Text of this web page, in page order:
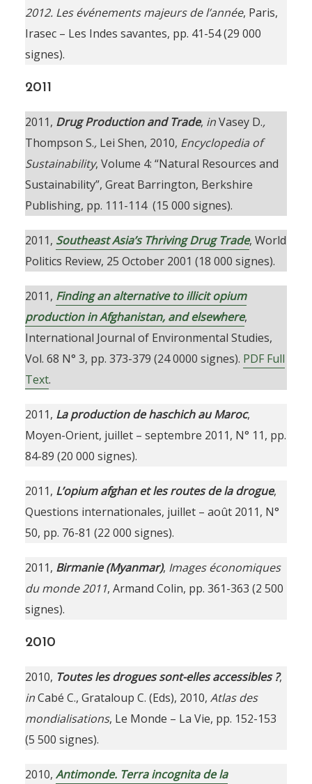
2012. Les événements majeurs de l’année, Paris,
Irasec – Les Indes savantes, pp. 41-54 (29 000
signes).
2011
2011, Drug Production and Trade, inVasey D.,
Thompson S., Lei Shen, 2010, Encyclopedia of
Sustainability, Volume 4: “Natural Resources and
Sustainability”, Great Barrington, Berkshire
Publishing, pp. 111-114 (15 000 signes).
2011, Southeast Asia’s Thriving Drug Trade, World
Politics Review, 25 October 2001 (18 000 signes).
2011, Finding an alternative to illicit opium
production in Afghanistan, and elsewhere,
International Journal of Environmental Studies,
Vol. 68 N° 3, pp. 373-379 (24 0000 signes). PDF Full
Text.
2011, La production de haschich au Maroc,
Moyen-Orient, juillet – septembre 2011, N° 11, pp.
84-89 (20 000 signes).
2011, L’opium afghan et les routes de la drogue,
Questions internationales, juillet – août 2011, N°
50, pp. 76-81 (22 000 signes).
2011, Birmanie (Myanmar), Images économiques
du monde 2011, Armand Colin, pp. 361-363 (2 500
signes).
2010
2010, Toutes les drogues sont-elles accessibles ?,
inCabé C., Grataloup C. (Eds), 2010, Atlas des
mondialisations, Le Monde – La Vie, pp. 152-153
(5 500 signes).
2010, Antimonde. Terra incognita de la